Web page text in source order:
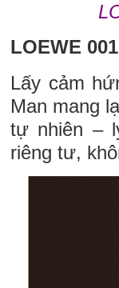
LOEWE
Lấy cảm
Man mang
tự nhiên –
riêng tư,